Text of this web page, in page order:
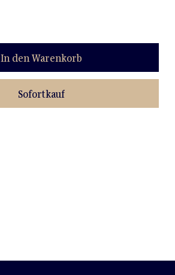
In den Warenkorb
Sofortkauf